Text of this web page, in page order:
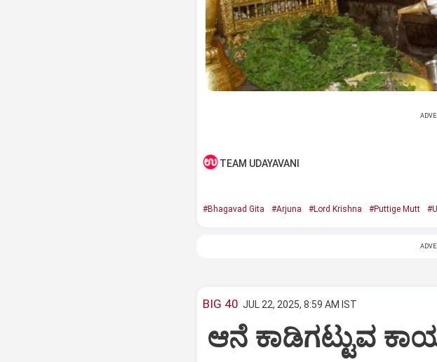
TEAM UDAYAVANI
#Bhagavad Gita #Arjuna #Lord Krishna #Puttige Mutt
BIG 40 JUL 22, 2025, 8:59 AM IST
ಆನೆ ಕಾಡಿಗಟ್ಟುವ